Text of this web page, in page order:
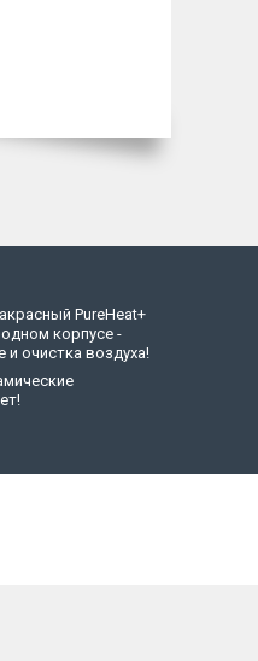
PureHeat+
корпусе -
и очистка воздуха!